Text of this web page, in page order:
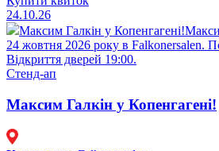
24.10.26
Максим Галкін у Копенгагені!
24 жовтня 2026 року в Falkonersalen.
Відкриття дверей 19:00.
Стенд-ап
Максим Галкін у Копенгагені!